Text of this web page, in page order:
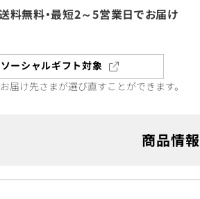
料無料・最短2～5営業日でお届け
ソーシャルギフト対象
届け先さまが選び直すことができます。
商品情報